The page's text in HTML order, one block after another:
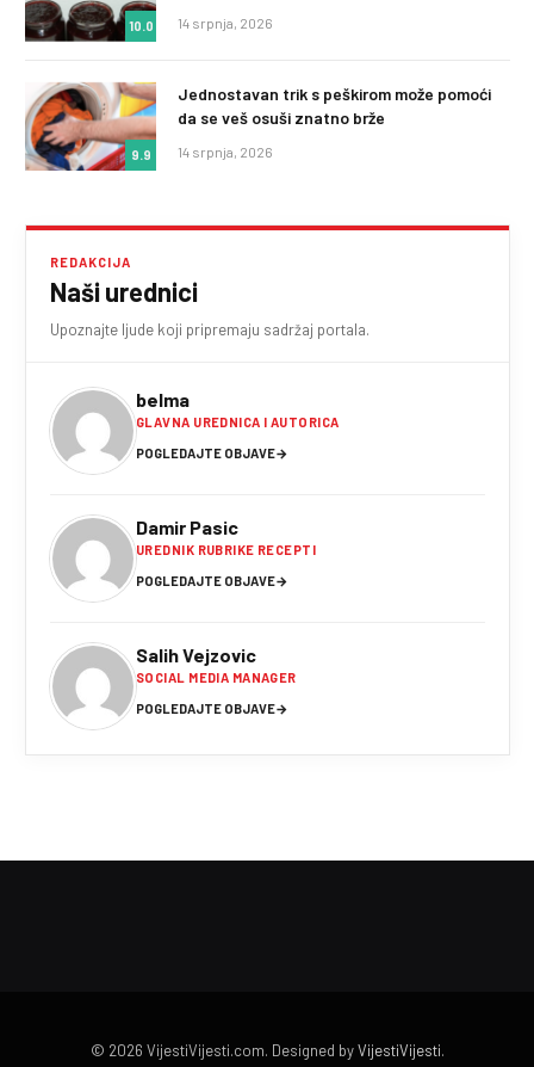
10.0 14 srpnja, 2026
9.9
Jednostavan trik s peškirom može pomoći
da se veš osuši znatno brže
14 srpnja, 2026
REDAKCIJA
Naši urednici
Upoznajte ljude koji pripremaju sadržaj portala.
belma
GLAVNA UREDNICA I AUTORICA
POGLEDAJTE OBJAVE→
Damir Pasic
UREDNIK RUBRIKE RECEPTI
POGLEDAJTE OBJAVE→
Salih Vejzovic
SOCIAL MEDIA MANAGER
POGLEDAJTE OBJAVE→
© 2026 VijestiVijesti.com. Designed byVijestiVijesti.